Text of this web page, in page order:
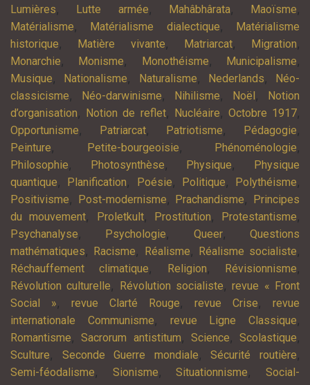
Lumières, Lutte armée, Mahâbhârata, Maoïsme,
Matérialisme, Matérialisme dialectique,
Matérialisme
historique, Matière vivante, Matriarcat, Migration,
Monarchie, Monisme, Monothéisme, Municipalisme,
Musique, Nationalisme, Naturalisme, Nederlands,
Néo-
classicisme, Néo-darwinisme, Nihilisme, Noël ,
Notion
d’organisation, Notion de reflet, Nucléaire, Octobre 1917,
Opportunisme, Patriarcat, Patriotisme, Pédagogie,
Peinture, Petite-bourgeoisie, Phénoménologie,
Philosophie, Photosynthèse, Physique,
Physique
quantique, Planification, Poésie, Politique, Polythéisme,
Positivisme, Post-modernisme, Prachandisme,
Principes
du mouvement, Proletkult, Prostitution, Protestantisme,
Psychanalyse, Psychologie, Queer,Questions
mathématiques, Racisme, Réalisme, Réalisme socialiste,
Réchauffement climatique, Religion, Révisionnisme,
Révolution culturelle, Révolution socialiste,revue « Front
Social », revue Clarté Rouge, revue Crise, revue
internationale Communisme, revue Ligne Classique,
Romantisme,Sacrorum antistitum, Science, Scolastique,
Sculture, Seconde Guerre mondiale,Sécurité routière,
Semi-féodalisme, Sionisme,Situationnisme,Social-